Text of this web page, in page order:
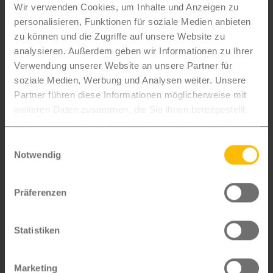
Wir verwenden Cookies, um Inhalte und Anzeigen zu
personalisieren, Funktionen für soziale Medien anbieten
zu können und die Zugriffe auf unsere Website zu
analysieren. Außerdem geben wir Informationen zu Ihrer
Verwendung unserer Website an unsere Partner für
soziale Medien, Werbung und Analysen weiter. Unsere
Partner führen diese Informationen möglicherweise mit
weiteren Daten zusammen, die Sie ihnen bereitgestellt
haben oder die sie im Rahmen Ihrer Nutzung der Dienste
Notwendig
Präferenzen
Statistiken
Marketing
Kontinuierliches Monitoring identifiziert
Anomalien in Echtzeit
Schnelle Reaktionszeiten bei
Sicherheitsvorfällen minimieren mögliche
Auswirkungen
Transparenz und Vertrauen
Sicherheitsstandards verlassen
unabhängige Stellen
Dokumentierte Sicherheitsprozesse schaffen
Im unwahrscheinlichen Fall eines